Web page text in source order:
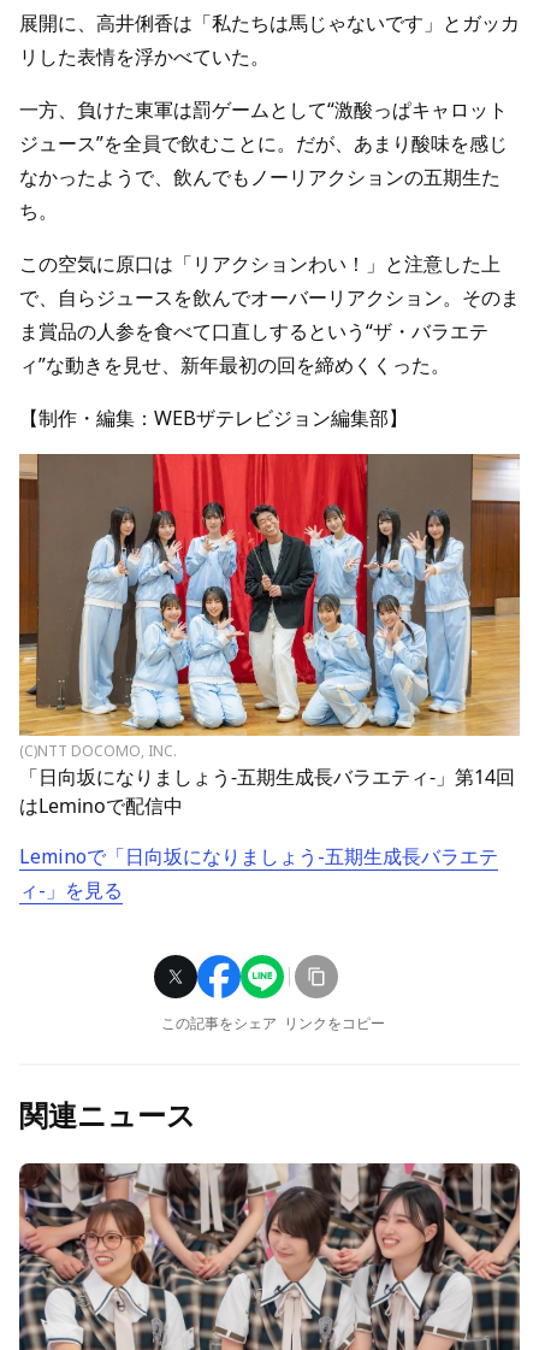
展開に、高井俐香は「私たちは馬じゃないです」とガッカ
リした表情を浮かべていた。
一方、負けた東軍は罰ゲームとして“激酸っぱキャロット
ジュース”を全員で飲むことに。だが、あまり酸味を感じ
なかったようで、飲んでもノーリアクションの五期生た
ち。
この空気に原口は「リアクションわい！」と注意した上
で、自らジュースを飲んでオーバーリアクション。そのま
ま賞品の人参を食べて口直しするという“ザ・バラエテ
ィ”な動きを見せ、新年最初の回を締めくくった。
【制作・編集：WEBザテレビジョン編集部】
(C)NTT DOCOMO, INC.
「日向坂になりましょう-五期生成長バラエティ-」第14回
はLeminoで配信中
Leminoで「日向坂になりましょう-五期生成長バラエテ
ィ-」を見る
この記事をシェア リンクをコピー
関連ニュース